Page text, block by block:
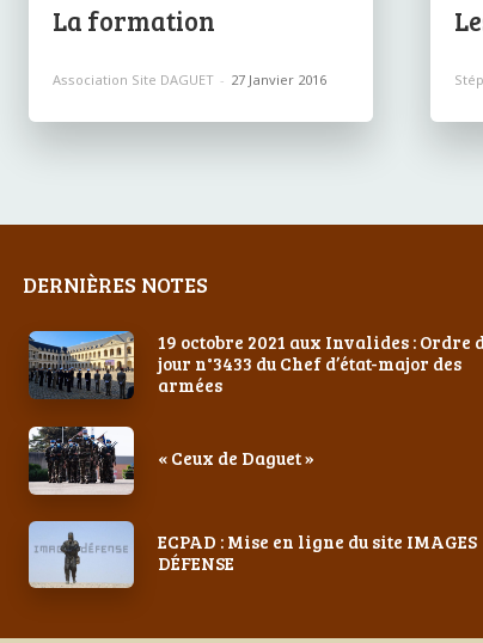
La formation
Association Site DAGUET - 27 Janvier 2016
DERNIÈRES NOTES
19 octobre 2021 aux Invalides : Ordre
jour n°3433 du Chef d’état-major des
armées
« Ceux de Daguet »
ECPAD : Mise en ligne du site IMAGES
DÉFENSE